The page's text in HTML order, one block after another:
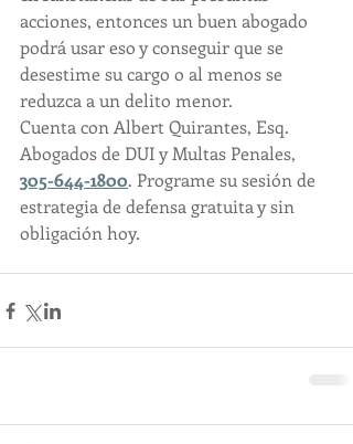
acciones, entonces un buen abogado
podrá usar eso y conseguir que se
desestime su cargo o al menos se
reduzca a un delito menor.
Cuenta con Albert Quirantes, Esq.
Abogados de DUI y Multas Penales,
305-644-1800. Programe su sesión de
estrategia de defensa gratuita y sin
obligación hoy.